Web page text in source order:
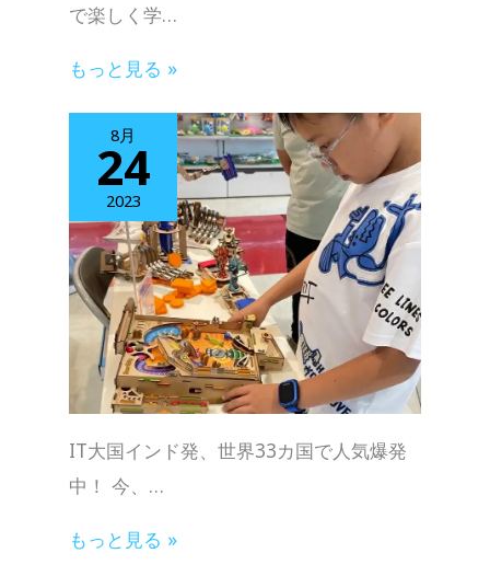
で楽しく学…
もっと見る »
8月
24
2023
IT大国インド発、世界33カ国で人気爆発
中！ 今、…
もっと見る »